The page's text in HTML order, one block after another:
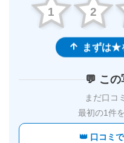
1 2
まずは★
💬 この
まだ口コ
最初の1件
👑 口コミ